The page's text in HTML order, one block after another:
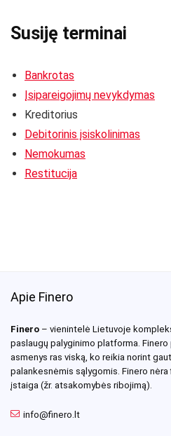
Susiję terminai
Bankrotas
Įsipareigojimų nevykdymas
Kreditorius
Debitorinis įsiskolinimas
Nemokumas
Restitucija
Apie Finero
Finero – vienintelė Lietuvoje
paslaugų palyginimo platforma.
asmenys ras viską, ko reikia norint
palankesnėmis sąlygomis. Finero nėra
įstaiga (žr. atsakomybės ribojimą).
info@finero.lt